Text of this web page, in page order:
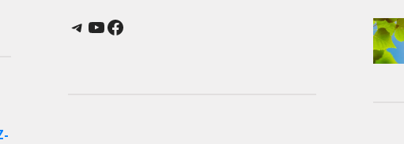
Telegram
YouTube
Facebook